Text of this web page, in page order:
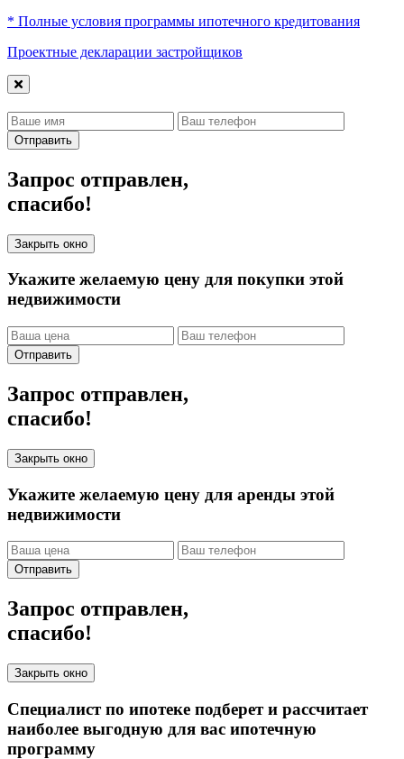
* Полные условия программы ипотечного кредитования
Проектные декларации застройщиков
Отправить
Запрос отправлен,
спасибо!
Закрыть окно
Укажите желаемую цену для покупки этой
недвижимости
Отправить
Запрос отправлен,
спасибо!
Закрыть окно
Укажите желаемую цену для аренды этой
недвижимости
Отправить
Запрос отправлен,
спасибо!
Закрыть окно
Специалист по ипотеке подберет и рассчитает
наиболее выгодную для вас ипотечную
программу